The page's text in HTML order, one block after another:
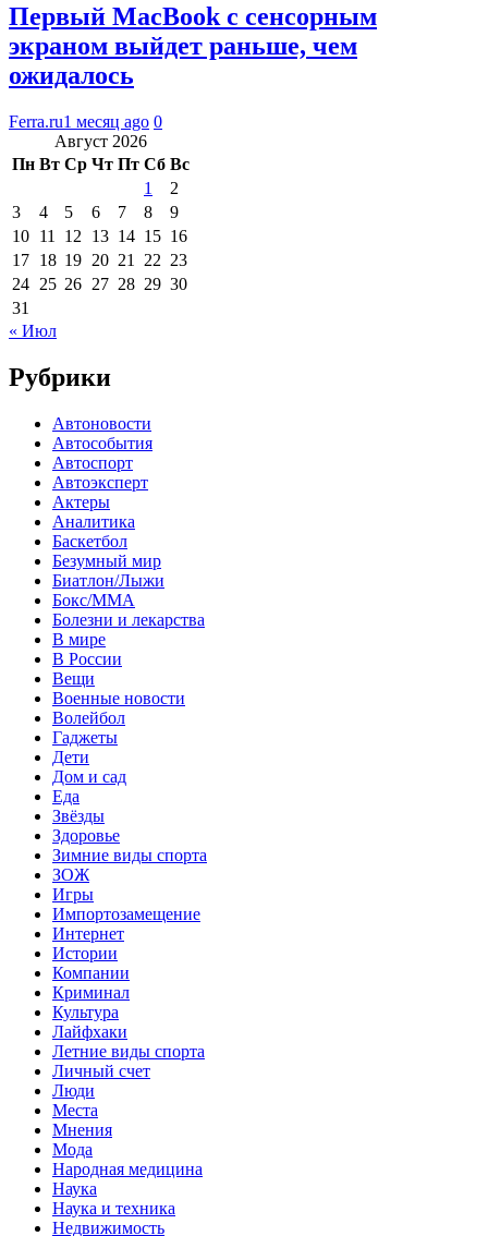
Первый MacBook с сенсорным
экраном выйдет раньше, чем
ожидалось
Ferra.ru1 месяц ago 0
Август 2026
Пн Вт Ср Чт Пт Сб Вс
1
2
3
4 5 6 7 8
9
10 11 12 13 14 15 16
17 18 19 20 21 22 23
24 25 26 27 28 29 30
31
« Июл
Рубрики
Автоновости
Автособытия
Автоспорт
Автоэксперт
Актеры
Аналитика
Баскетбол
Безумный мир
Биатлон/Лыжи
Бокс/MMA
Болезни и лекарства
В мире
В России
Вещи
Военные новости
Волейбол
Гаджеты
Дети
Дом и сад
Еда
Звёзды
Здоровье
Зимние виды спорта
ЗОЖ
Игры
Импортозамещение
Интернет
Истории
Компании
Криминал
Культура
Лайфхаки
Летние виды спорта
Личный счет
Люди
Места
Мнения
Мода
Народная медицина
Наука
Наука и техника
Недвижимость